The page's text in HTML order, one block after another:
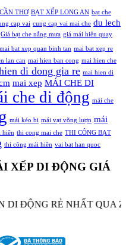
THƠ BẠT XẾP LONG AN bạt che
cap vai cung cap vai mai che du lech
Giá bạt che nắng mưa giá mái hiên quay
mai bat xep quan binh tan mai bat xep re
lan can mai hien ban cong mai hien che
di dong gia re mai hien di
mai xep MÁI CHE DI
che di động mái che
mái kéo bi mái vạt võng lượn mái
hiên thi cong mai che THI CÔNG BẠT
thi công mái hiên vai bat han quoc
XẾP DI ĐỘNG GIÁ
RẺ NHẤT QUA